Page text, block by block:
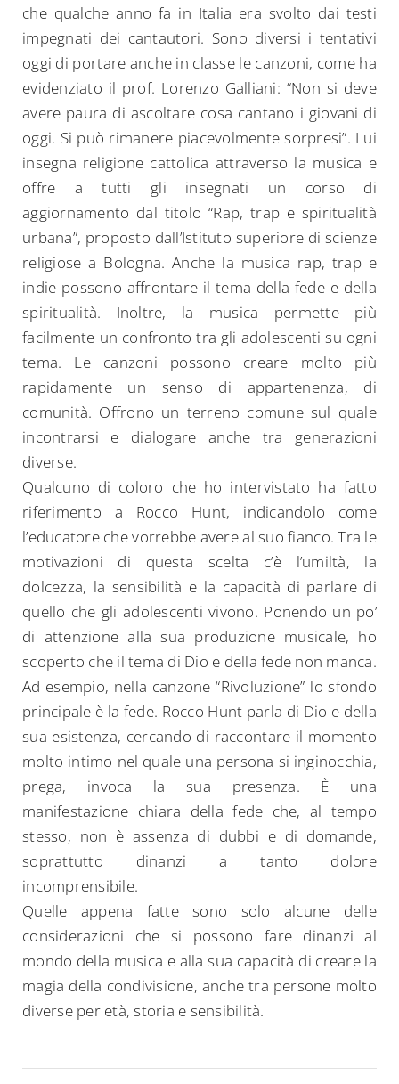
che qualche anno fa in Italia era svolto dai testi
impegnati dei cantautori. Sono diversi i tentativi
oggi di portare anche in classe le canzoni, come ha
evidenziato il prof. Lorenzo Galliani: “Non si deve
avere paura di ascoltare cosa cantano i giovani di
oggi. Si può rimanere piacevolmente sorpresi”. Lui
insegna religione cattolica attraverso la musica e
offre a tutti gli insegnati un corso di
aggiornamento dal titolo “Rap, trap e spiritualità
urbana”, proposto dall’Istituto superiore di scienze
religiose a Bologna. Anche la musica rap, trap e
indie possono affrontare il tema della fede e della
spiritualità. Inoltre, la musica permette più
facilmente un confronto tra gli adolescenti su ogni
tema. Le canzoni possono creare molto più
rapidamente un senso di appartenenza, di
comunità. Offrono un terreno comune sul quale
incontrarsi e dialogare anche tra generazioni
diverse.
Qualcuno di coloro che ho intervistato ha fatto
riferimento a Rocco Hunt, indicandolo come
l’educatore che vorrebbe avere al suo fianco. Tra le
motivazioni di questa scelta c’è l’umiltà, la
dolcezza, la sensibilità e la capacità di parlare di
quello che gli adolescenti vivono. Ponendo un po’
di attenzione alla sua produzione musicale, ho
scoperto che il tema di Dio e della fede non manca.
Ad esempio, nella canzone “Rivoluzione” lo sfondo
principale è la fede. Rocco Hunt parla di Dio e della
sua esistenza, cercando di raccontare il momento
molto intimo nel quale una persona si inginocchia,
prega, invoca la sua presenza. È una
manifestazione chiara della fede che, al tempo
stesso, non è assenza di dubbi e di domande,
soprattutto dinanzi a tanto dolore
incomprensibile.
Quelle appena fatte sono solo alcune delle
considerazioni che si possono fare dinanzi al
mondo della musica e alla sua capacità di creare la
magia della condivisione, anche tra persone molto
diverse per età, storia e sensibilità.